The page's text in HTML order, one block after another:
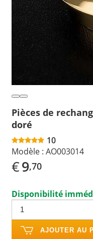
Pièces de
doré
10
Modèle : AO003014
€9,70
Disponibilité
AJOUTER AU